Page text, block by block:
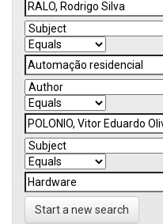
Start a new search